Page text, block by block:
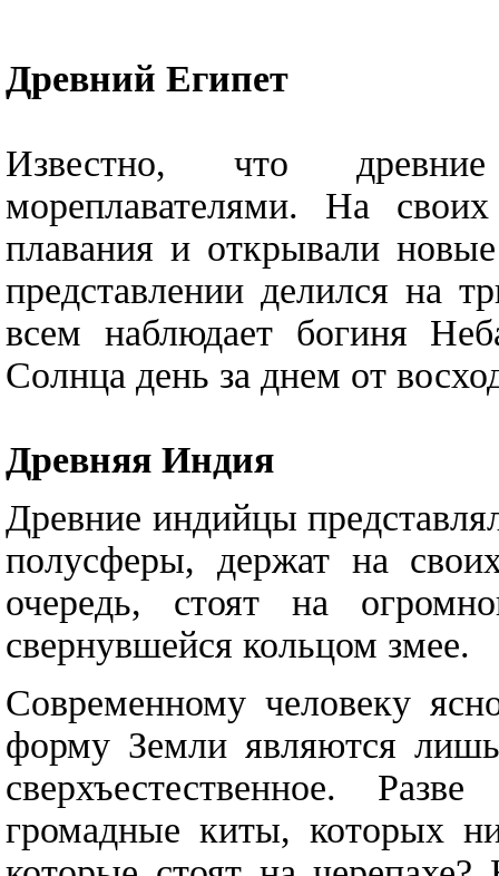
Древний Египет
Известно, что
мореплавателями. На
плавания и открывали
представлении делился на
всем наблюдает богиня
Солнца день за днем от
Древняя Индия
Древние индийцы
полусферы, держат на
очередь, стоят на
свернувшейся кольцом змее.
Современному человеку
форму Земли являются
сверхъестественное.
громадные киты, которых